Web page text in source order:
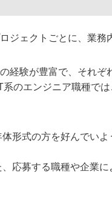
ジェクトごとに、業務
経験が豊富で、それぞ
のエンジニア職種で
形式の方を好んでいよ
応募する職種や企業